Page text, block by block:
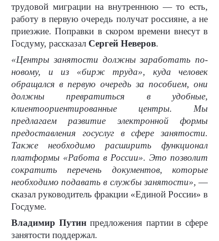
трудовой миграции на внутреннюю — то есть,
работу в первую очередь получат россияне, а не
приезжие. Поправки в скором времени внесут в
Госдуму, рассказал Сергей Неверов.
«Центры занятости должны заработать по-
новому, и из «бирж труда», куда человек
обращался в первую очередь за пособием, они
должны превратиться в удобные,
клиентоориентированные центры. Мы
предлагаем развитие электронной формы
предоставления госуслуг в сфере занятости.
Также необходимо расширить функционал
платформы «Работа в России». Это позволит
сократить перечень документов, которые
необходимо подавать в службы занятости», —
сказал руководитель фракции «Единой России» в
Госдуме.
Владимир Путинпредложения партии в сфере
занятости поддержал.